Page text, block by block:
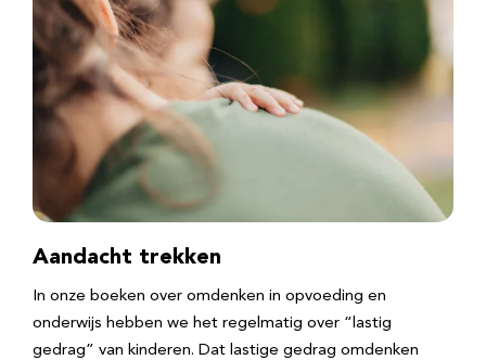
Aandacht trekken
In onze boeken over omdenken in opvoeding en
onderwijs hebben we het regelmatig over “lastig
gedrag” van kinderen. Dat lastige gedrag omdenken